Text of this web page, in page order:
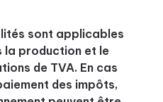
sont applicables
la production et le
de TVA. En cas
des impôts,